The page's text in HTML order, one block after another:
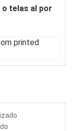
o telas al por